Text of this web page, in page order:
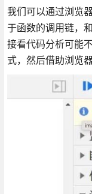
我们可以通过浏览
于函数的调用链，
接看代码分析可能
式，然后借助浏览